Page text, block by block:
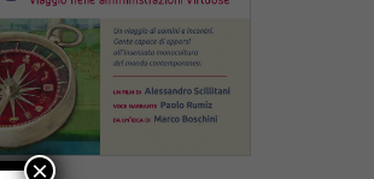
×